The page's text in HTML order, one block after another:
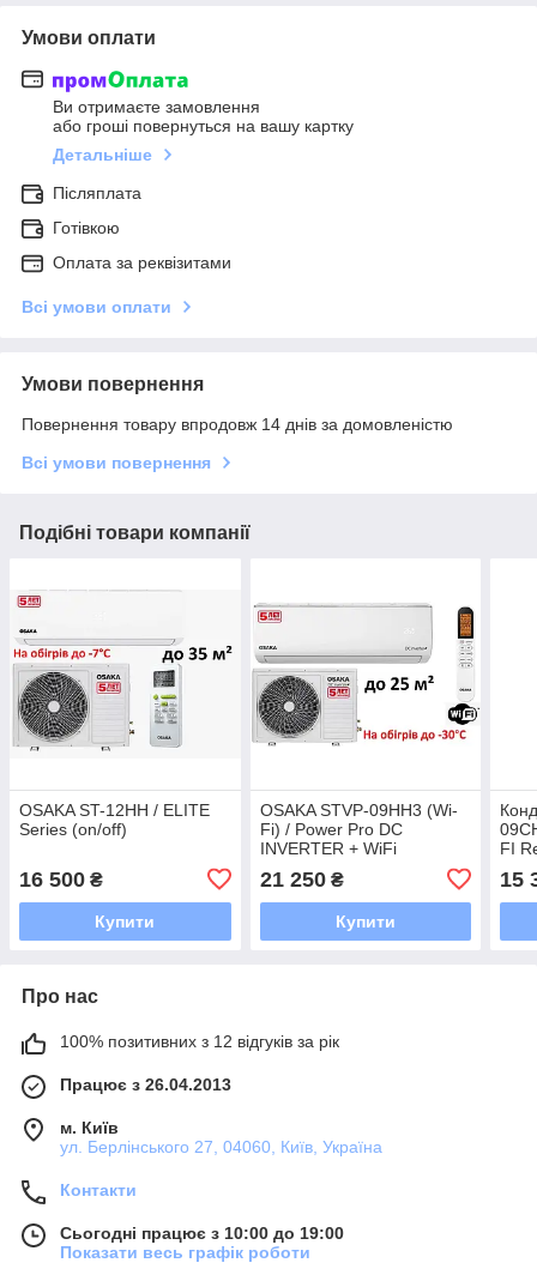
Умови оплати
Ви отримаєте замовлення
або гроші повернуться на вашу картку
Детальніше
Післяплата
Готівкою
Оплата за реквізитами
Всі умови оплати
Умови повернення
Повернення товару впродовж 14 днів за домовленістю
Всі умови повернення
Подібні товари компанії
OSAKA ST-12HH / ELITE
Series (on/off)
16 500 ₴
Купити
OSAKA STVP-09HH3 (Wi-
Fi) / Power Pro DC
INVERTER + WiFi
21 250₴
Купити
FI
15
Про нас
100% позитивних з 12 відгуків за рік
Працює з 26.04.2013
м. Київ
ул. Берлінського 27, 04060, Київ, Україна
Контакти
Сьогодні працює з 10:00 до 19:00
Показати весь графік роботи